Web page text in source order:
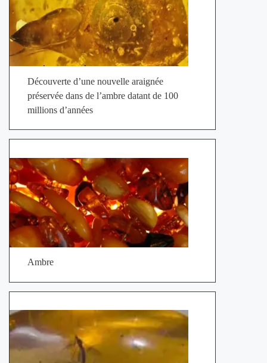
Découverte d’une nouvelle araignée
préservée dans de l’ambre datant de 100
millions d’années
Ambre